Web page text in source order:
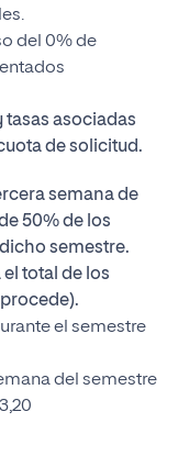
del 0% de
tasas asociadas
de solicitud.
semana de
50% de los
semestre.
total de los
el semestre
del semestre